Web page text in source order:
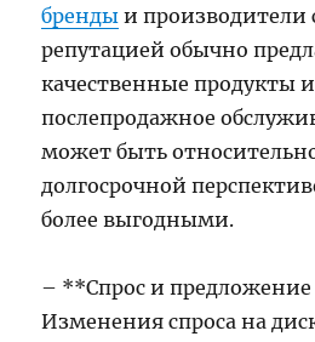
бренды и производители
репутацией обычно
качественные продукты
послепродажное
может быть
долгосрочной
более выгодными.
– **Спрос и
Изменения спроса на